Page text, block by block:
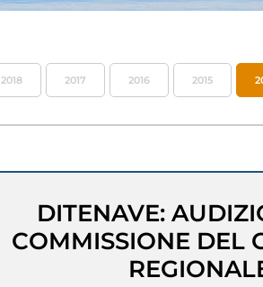
2018 2017 2016 2015
DITENAVE:
COMMISSIONE DEL